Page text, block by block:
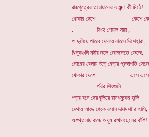
রাজপুত্রের তরোয়ালের ঝঞ্ঝনা কী মিঠে!
খোকার দেশে কেশে
. সিংহ শেয়াল সারা ;
পা দুলিয়ে পাতার দোলায় বাতাস দিশেহারা,
ঝিনুকগুলি নদীর জলে জোচ্ছনাতে ভেজে,
ভোরের বেলায় উড়ে বেড়ায় প্রজাপতি
খোকার দেশে এসে এসে
. পরির শিশুগুলি
পড়ার বনে দেয় বুলিয়ে রামধনুকের তুলি
সেথায় আছে পেকে রসাল দাদামশা’র হাসি,
অশথ্তলায় বাজে অঘুম রাখালছেলের বাঁশি!